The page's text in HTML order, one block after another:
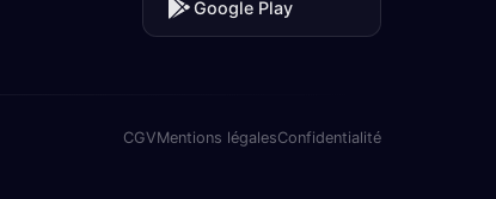
Google Play
CGVMentions légalesConfidentialité